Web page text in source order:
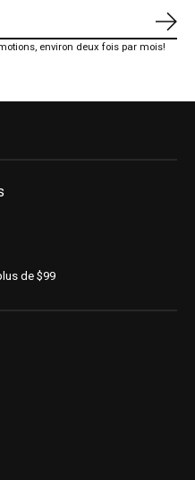
environ deux fois par mois!
de $99